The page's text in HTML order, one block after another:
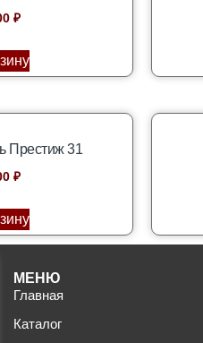
₽
Престиж 31
₽
МЕНЮ
Главная
Каталог